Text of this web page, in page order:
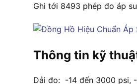
Ghi tới 8493 phép đo áp
Thông tin kỹ
Dải đo: -14 đến 3000 psi,